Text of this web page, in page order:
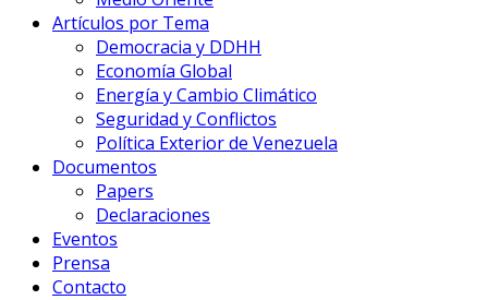
Artículos por Tema
Democracia y DDHH
Economía Global
Energía y Cambio Climático
Seguridad y Conflictos
Política Exterior de Venezuela
Documentos
Papers
Declaraciones
Eventos
Prensa
Contacto